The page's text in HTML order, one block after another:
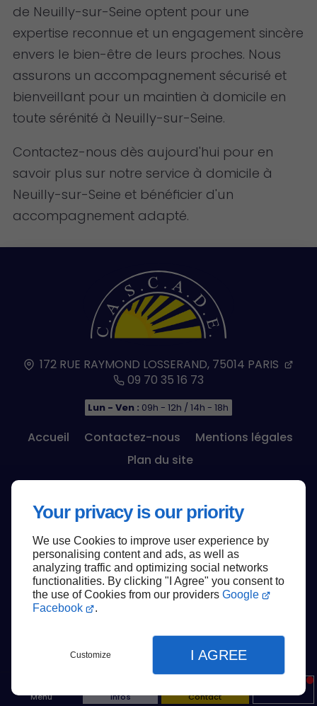
Your privacy is our priority
We use Cookies to improve user experience by
personalising content and ads, as well as
analyzing traffic and optimizing social networks
functionalities. By clicking "I Agree" you consent to
the use of Cookies from our providers Google
Facebook
.
Customize I AGREE
Menu Infos Contact
de Neuilly-sur-Seine optent pour une
expertise reconnue et un engagement sincère
envers le bien-être de leurs proches. Nous
assurons un accompagnement sécurisé et
bienveillant pour un maintien à domicile en
toute sérénité à Neuilly-sur-Seine.
Contactez-nous dès aujourd'hui pour en
savoir plus sur notre service à domicile à
Neuilly-sur-Seine et bénéficier d'un
accompagnement adapté.
172 RUE RAYMOND LOSSERAND, 75014 PARIS
09 70 35 16 73
Lun - Ven : 09h - 12h / 14h - 18h
Accueil Contactez-nous
Mentions légales
Plan du site
Haut de page